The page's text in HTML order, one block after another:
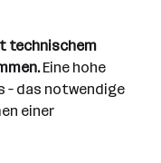
technischem
Eine hohe
– das notwendige
einer